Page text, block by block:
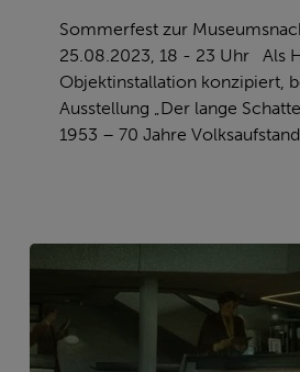
Sommerfest zur
25.08.2023, 18 - 23 Uhr Als
Objektinstallation konzipiert,
Ausstellung „Der lange
1953 – 70 Jahre